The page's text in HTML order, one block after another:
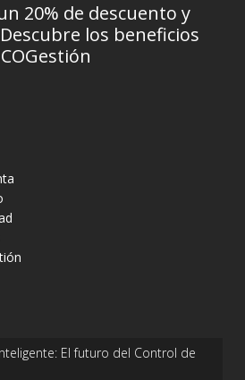
20% de descuento y
los beneficios
El futuro del Control de